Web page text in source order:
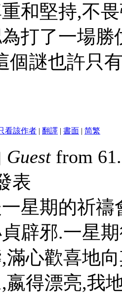
和堅持,不
打了一場
個謎也許只
看該作者 | 翻譯 | 書面 | 简繁
Guestfrom
表
星期的祈
辟邪.一星
滿心歡喜地
嬴得漂亮,我